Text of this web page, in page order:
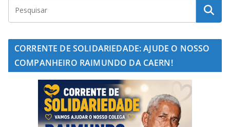
CORRENTE DE SOLIDARIEDADE: AJUDE O NOSSO
COMPANHEIRO RAIMUNDO DA CAERN!